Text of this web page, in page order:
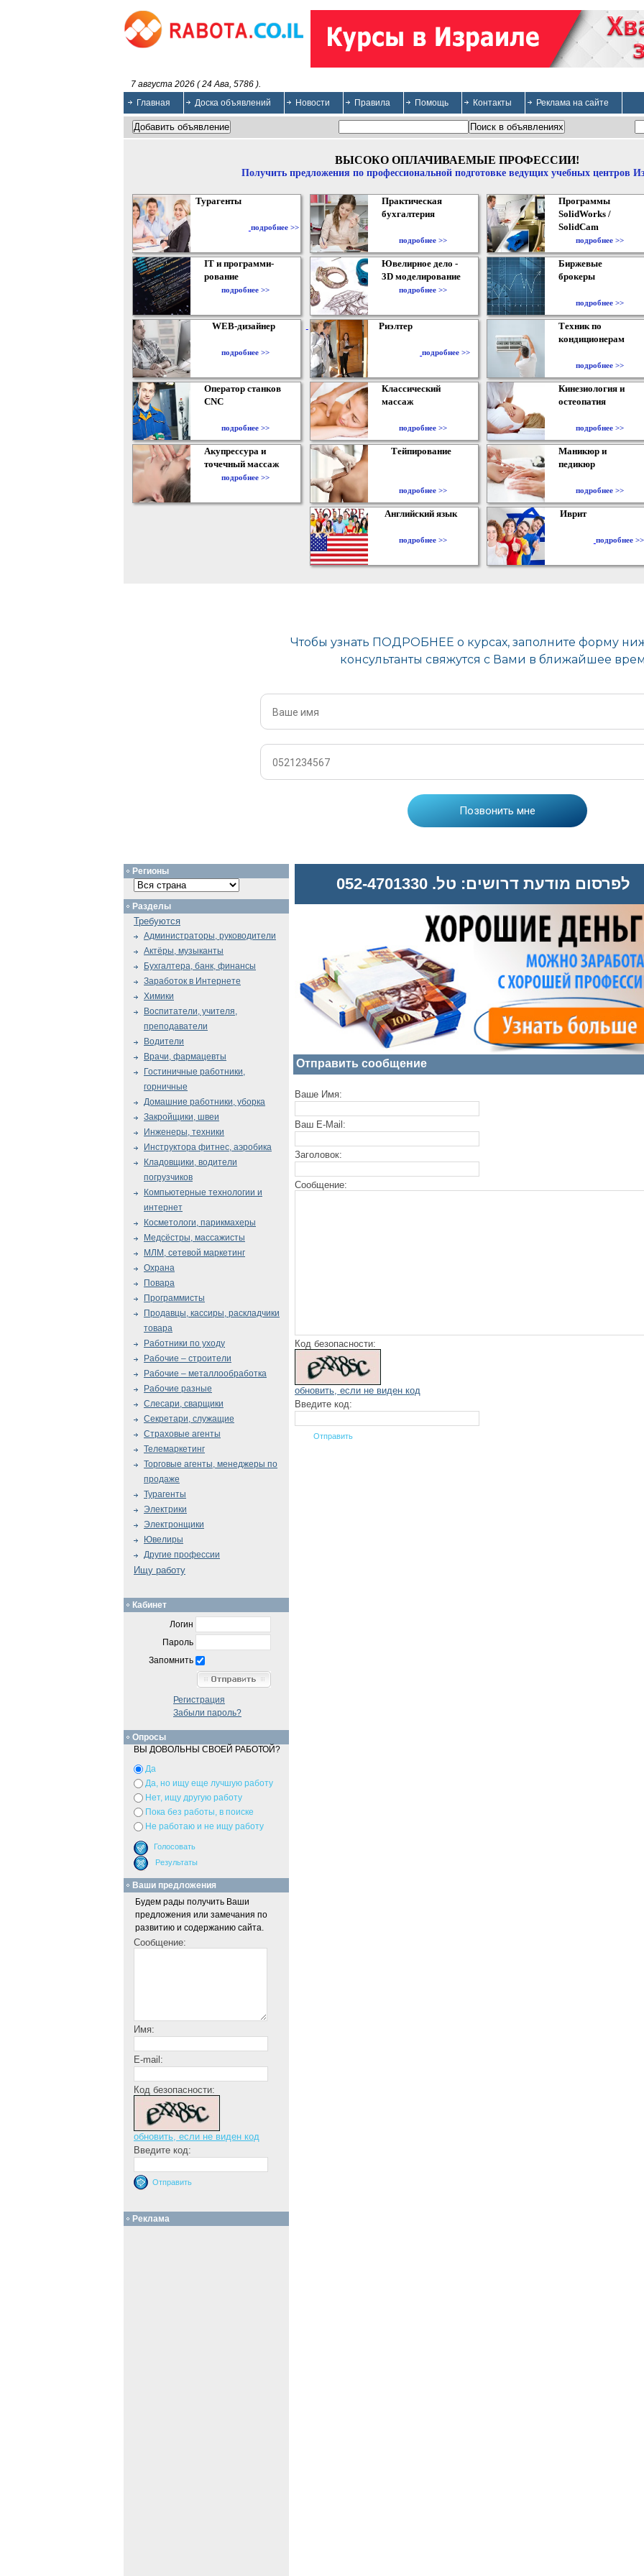
7 августа 2026 ( 24 Ава, 5786 ).
Главная
Доска объявлений Новости Правила Помощь Контакты Реклама на сайте
ВЫСОКО ОПЛАЧИВАЕМЫЕ ПРОФЕССИИ!
Получить предложения по профессиональной подготовке ведущих учебных центров
Турагенты
подробнее >>
Практическая
бухгалтерия
подробнее >>
Программы
SolidWorks /
SolidCam
подробнее >>
IT и программи-
рование
подробнее >>
Ювелирное дело -
3D моделирование
подробнее >>
Биржевые
брокеры
подробнее >>
WEB-дизайнер
подробнее >>
Риэлтер
подробнее >>
Техник по
кондиционерам
подробнее >>
Оператор станков
CNC
подробнее >>
Классический
массаж
подробнее >>
Кинезиология и
остеопатия
подробнее >>
Акупрессура и
точечный массаж
подробнее >>
Тейпирование
подробнее >>
Маникюр и
педикюр
подробнее >>
Английский язык
подробнее >>
Иврит
подробнее >>
לפרסום מודעת דרושים: טל. 052-4701330
Отправить сообщение
Ваше Имя:
Ваш E-Mail:
Заголовок:
Сообщение:
Код безопасности:
обновить, если не виден код
Введите код:
Регионы
Разделы
Требуются
Администраторы, руководители
Актёры, музыканты
Бухгалтера, банк, финансы
Заработок в Интернете
Химики
Воспитатели, учителя,
преподаватели
Водители
Врачи, фармацевты
Гостиничные работники,
горничные
Домашние работники, уборка
Закройщики, швеи
Инженеры, техники
Инструктора фитнес, аэробика
Кладовщики, водители
погрузчиков
Компьютерные технологии и
интернет
Косметологи, парикмахеры
Медсёстры, массажисты
МЛМ, сетевой маркетинг
Охрана
Повара
Программисты
Продавцы, кассиры, раскладчики
товара
Работники по уходу
Рабочие – строители
Рабочие – металлообработка
Рабочие разные
Слесари, сварщики
Секретари, служащие
Страховые агенты
Телемаркетинг
Торговые агенты, менеджеры по
продаже
Турагенты
Электрики
Электронщики
Ювелиры
Другие профессии
Ищу работу
Кабинет
Логин
Пароль
Запомнить
Регистрация
Забыли пароль?
Опросы
ВЫ ДОВОЛЬНЫ СВОЕЙ РАБОТОЙ?
Да
Да, но ищу еще лучшую работу
Нет, ищу другую работу
Пока без работы, в поиске
Не работаю и не ищу работу
Ваши предложения
Будем рады получить Ваши
предложения или замечания по
развитию и содержанию сайта.
Сообщение:
Имя:
E-mail:
Код безопасности:
обновить, если не виден код
Введите код:
Реклама